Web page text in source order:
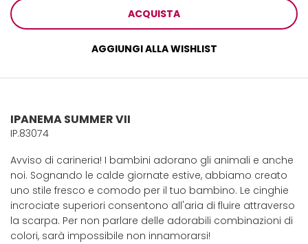
ACQUISTA
AGGIUNGI ALLA WISHLIST
IPANEMA SUMMER VII
IP.83074
Avviso di carineria! I bambini adorano gli animali e anche
noi. Sognando le calde giornate estive, abbiamo creato
uno stile fresco e comodo per il tuo bambino. Le cinghie
incrociate superiori consentono all'aria di fluire attraverso
la scarpa. Per non parlare delle adorabili combinazioni di
colori, sarà impossibile non innamorarsi!